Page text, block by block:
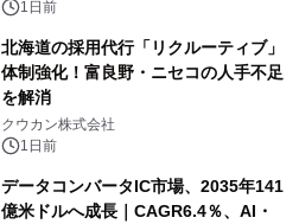
速1日前
北海道の採用代行「リクルーティブ」
体制強化！富良野・ニセコの人手不足
を解消
クウカン株式会社
1日前
データコンバータIC市場、2035年141
億米ドルへ成長｜CAGR6.4％、AI・